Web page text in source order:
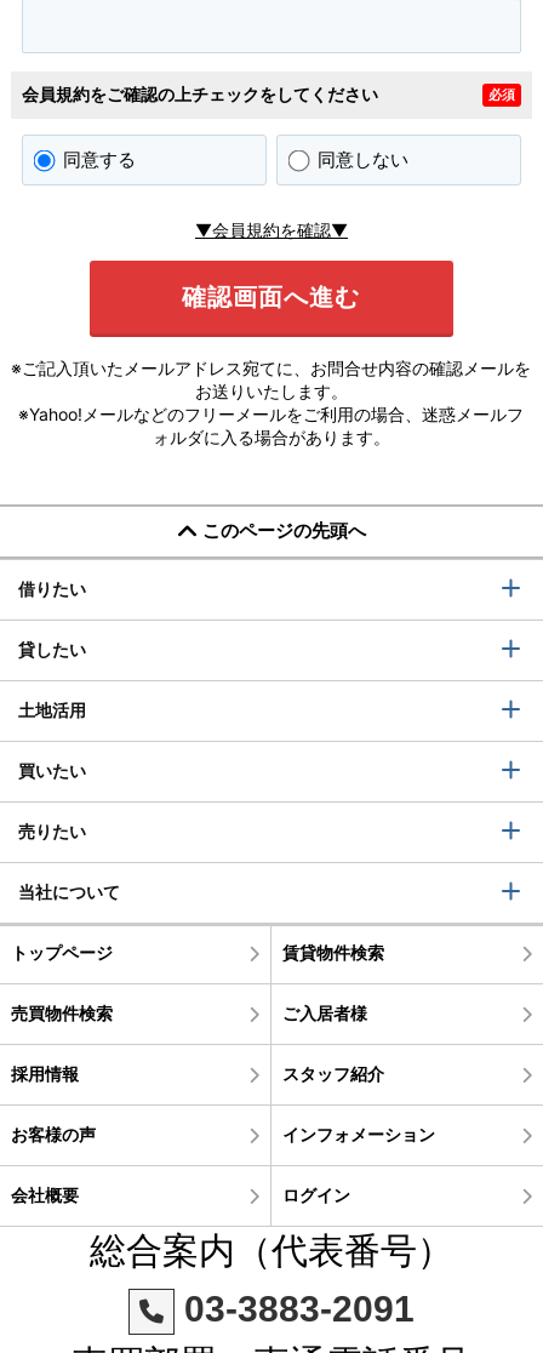
会員規約をご確認の上チェックをしてください 必須
同意する 同意しない
▼会員規約を確認▼
※ご記入頂いたメールアドレス宛てに、お問合せ内容の確認メールを
お送りいたします。
※Yahoo!メールなどのフリーメールをご利用の場合、迷惑メールフ
ォルダに入る場合があります。
このページの先頭へ
借りたい
貸したい
土地活用
買いたい
売りたい
当社について
トップページ 賃貸物件検索
売買物件検索 ご入居者様
採用情報 スタッフ紹介
お客様の声 インフォメーション
会社概要 ログイン
総合案内（代表番号）
03-3883-2091